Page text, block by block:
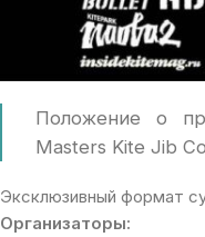
Положение о
Masters Kite Jib
Эксклюзивный формат
Организаторы: